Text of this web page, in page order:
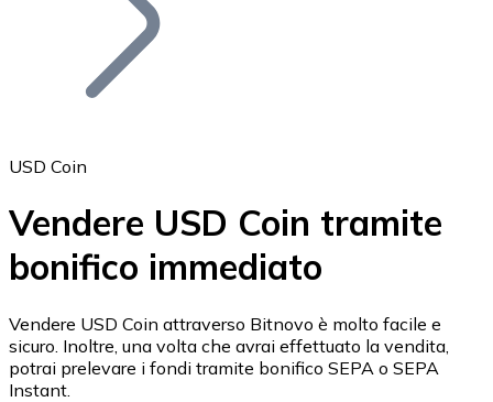
Ethereum
ETH
USD Coin
Vendere USD Coin tramite
bonifico immediato
Vendere USD Coin attraverso Bitnovo è molto facile e
sicuro. Inoltre, una volta che avrai effettuato la vendita,
potrai prelevare i fondi tramite bonifico SEPA o SEPA
Instant.